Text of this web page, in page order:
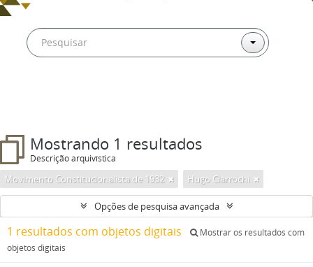
Mostrando 1 resultados
Descrição arquivística
Movimento Constitucionalista de 1932 Hugo Ciarrochi
Opções de pesquisa avançada
1 resultados com objetos digitais
Mostrar os resultados com
objetos digitais